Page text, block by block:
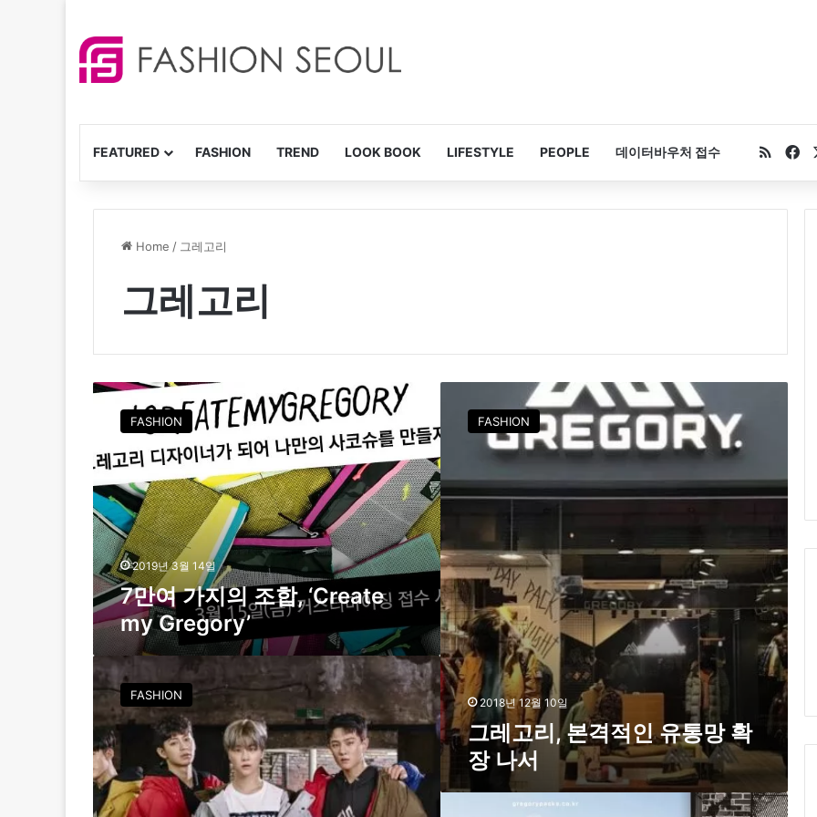
FEATURED FASHION TREND LOOK BOOK LIFESTYLE PEOPLE 데이터바우처 접수 RSS
Home / 그레고리
그레고리
7
지
의
조
합
,
‘
C
r
e
t
m
r
e
g
o
FASHION
2019년 3월 14일
7만여 가지의 조합, ‘Create
my Gregory’
본
인
유
통
망
확
장
나
서
FASHION
2018년 12월 10일
그레고리, 본격적인 유통망 확
장 나서
그
,
국
내
첫
FASHION